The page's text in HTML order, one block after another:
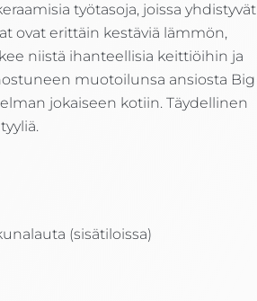
työtasoja, joissa yhdistyvät
ovat erittäin kestäviä lämmön,
niistä ihanteellisia keittiöihin ja
muotoilunsa ansiosta Big
jokaiseen kotiin. Täydellinen
(sisätiloissa)